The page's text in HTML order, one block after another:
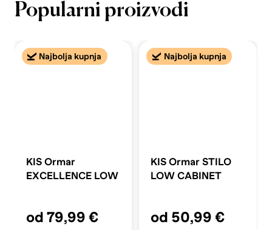
Popularni proizvodi
Najbolja kupnja
KIS Ormar
EXCELLENCE LOW
od 79,99 €
Najbolja kupnja
KIS Ormar STILO
LOW CABINET
od 50,99 €